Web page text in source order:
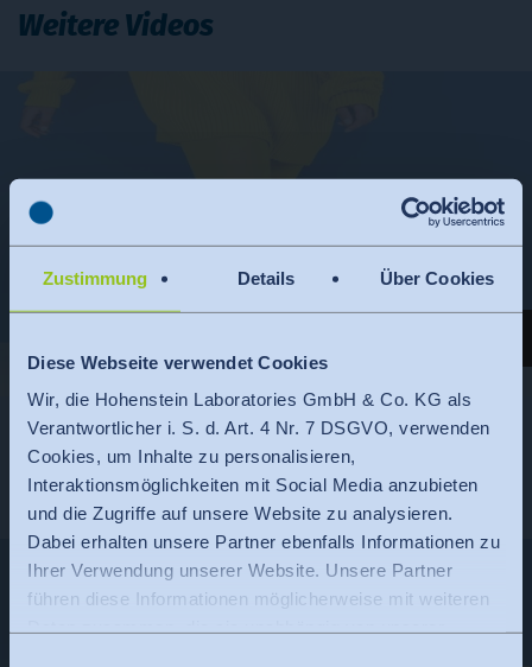
Zustimmung Details Über Cookies
Diese Webseite verwendet Cookies
Wir, die Hohenstein Laboratories GmbH & Co. KG als
Verantwortlicher i. S. d. Art. 4 Nr. 7 DSGVO, verwenden
Cookies, um Inhalte zu personalisieren,
Interaktionsmöglichkeiten mit Social Media anzubieten
und die Zugriffe auf unsere Website zu analysieren.
Dabei erhalten unsere Partner ebenfalls Informationen zu
Ihrer Verwendung unserer Website. Unsere Partner
führen diese Informationen möglicherweise mit weiteren
Weitere Videos
HOSYcan - Kompressionstextilien
medizinischen Bereich. Als autorisierte Prüfstelle der…